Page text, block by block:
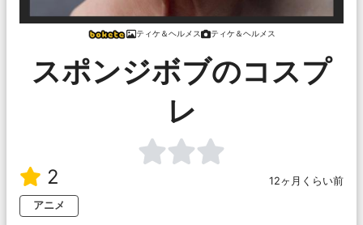
ティケ＆ヘルメス ティケ＆ヘルメス
スポンジボブのコスプ
レ
2
12ヶ月くらい前
アニメ